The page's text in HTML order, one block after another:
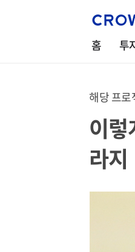
홈 투
해당 프로
이
라지